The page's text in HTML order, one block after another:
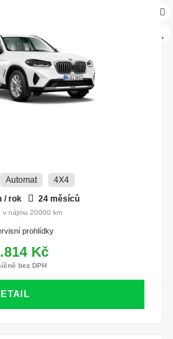
Automat
4X4
/ rok
24 měsíců
v nájmu 20000 km
prohlídky
Kč
bez DPH